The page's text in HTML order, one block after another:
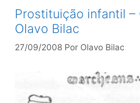
Prostituição infantil –
Olavo Bilac
27/09/2008 Por Olavo Bilac